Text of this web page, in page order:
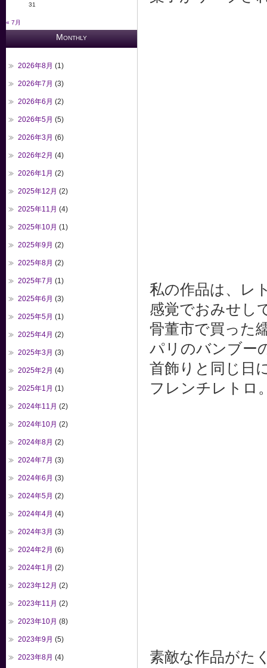
私の作品は、レ
感覚でおみせし
骨董市で買った
パリのバンブー
首飾りと同じ日
フレンチレトロ
素敵な作品がた
31
« 7月
Monthly
2026年8月 (1)
2026年7月 (3)
2026年6月 (2)
2026年5月 (5)
2026年3月 (6)
2026年2月 (4)
2026年1月 (2)
2025年12月 (2)
2025年11月 (4)
2025年10月 (1)
2025年9月 (2)
2025年8月 (2)
2025年7月 (1)
2025年6月 (3)
2025年5月 (1)
2025年4月 (2)
2025年3月 (3)
2025年2月 (4)
2025年1月 (1)
2024年11月 (2)
2024年10月 (2)
2024年8月 (2)
2024年7月 (3)
2024年6月 (3)
2024年5月 (2)
2024年4月 (4)
2024年3月 (3)
2024年2月 (6)
2024年1月 (2)
2023年12月 (2)
2023年11月 (2)
2023年10月 (8)
2023年9月 (5)
2023年8月 (4)